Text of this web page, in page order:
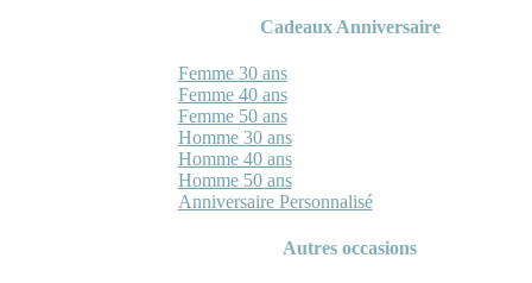
Cadeaux Anniversaire
Femme 30 ans
Femme 40 ans
Femme 50 ans
Homme 30 ans
Homme 40 ans
Homme 50 ans
Anniversaire Personnalisé
Autres occasions